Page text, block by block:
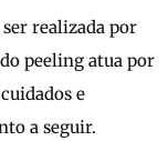
realizada por
peeling atua por
e
a seguir.